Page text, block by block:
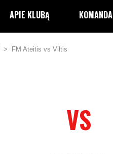
APIE KLUBĄ KOMANDA
> FM Ateitis vs Viltis
VS